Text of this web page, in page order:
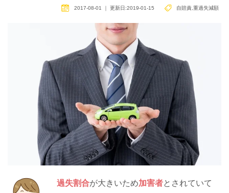
｜ 更新日:2019-01-15 自賠責 重過失減額
過失割合が大きいため加害者とされていて